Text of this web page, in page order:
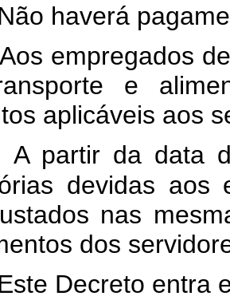
haverá
empregados
e
aplicáveis aos
partir da data
devidas
nas
dos
Decreto entra